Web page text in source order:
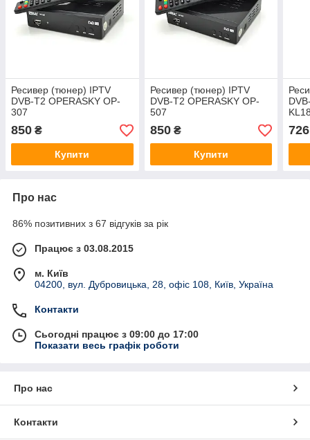
Ресивер (тюнер) IPTV
DVB-T2 OPERASKY OP-
307
850 ₴
Купити
Ресивер (тюнер) IPTV
DVB-T2 OPERASKY OP-
507
850₴
Купити
726
Про нас
86% позитивних з 67 відгуків за рік
Працює з 03.08.2015
м. Київ
04200, вул. Дубровицька, 28, офіс 108, Київ, Україна
Контакти
Сьогодні працює з 09:00 до 17:00
Показати весь графік роботи
Про нас
Контакти